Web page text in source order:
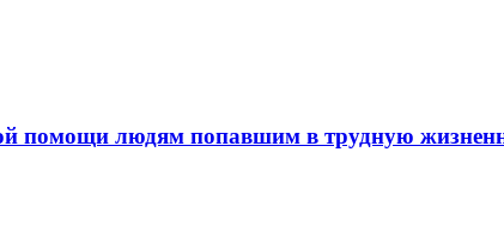
помощи людям попавшим в трудную